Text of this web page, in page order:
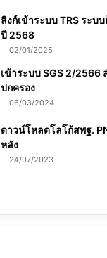
ลิงก์เข้าระบบ TRS ระบ
ปี 2568
02/01/2025
เข้าระบบ SGS 2/2566
ปกครอง
06/03/2024
ดาวน์โหลดโลโก้สพฐ.
หลัง
24/07/2023